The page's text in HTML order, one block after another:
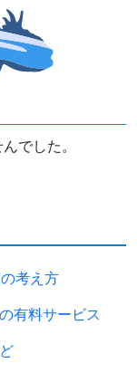
でした。
考え方
有料サービス